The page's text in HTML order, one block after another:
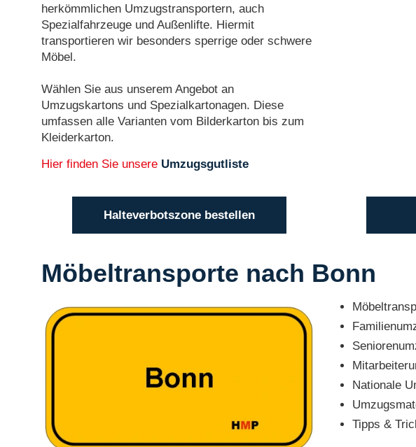
herkömmlichen Umzugstransportern, auch
Spezialfahrzeuge und Außenlifte. Hiermit
transportieren wir besonders sperrige oder schwere
Möbel.
Wählen Sie aus unserem Angebot an
Umzugskartons und Spezialkartonagen. Diese
umfassen alle Varianten vom Bilderkarton bis zum
Kleiderkarton.
Hier finden Sie unsere Umzugsgutliste
Halteverbotszone bestellen
Möbeltransporte nach Bonn
Nationale
Tipps &